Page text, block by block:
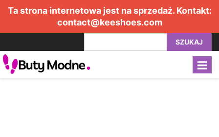
Ta strona internetowa jest na sprzedaż. Kontakt:
contact@keeshoes.com
SZUKAJ